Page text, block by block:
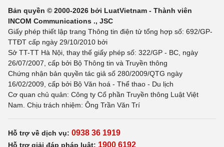
Bản quyền © 2000-2026 bởi LuatVietnam - Thành viên
INCOM Communications ., JSC
Giấy phép thiết lập trang Thông tin điện tử tổng hợp số: 692/GP-
TTĐT cấp ngày 29/10/2010 bởi
Sở TT-TT Hà Nội, thay thế giấy phép số: 322/GP - BC, ngày
26/07/2007, cấp bởi Bộ Thông tin và Truyền thông
Chứng nhận bản quyền tác giả số 280/2009/QTG ngày
16/02/2009, cấp bởi Bộ Văn hoá - Thể thao - Du lịch
Cơ quan chủ quản: Công ty Cổ phần Truyền thông Luật Việt
Nam. Chịu trách nhiệm: Ông Trần Văn Trí
Hỗ trợ về dịch vụ: 0938 36 1919
Hỗ trợ giải đáp pháp luật: 1900 6192